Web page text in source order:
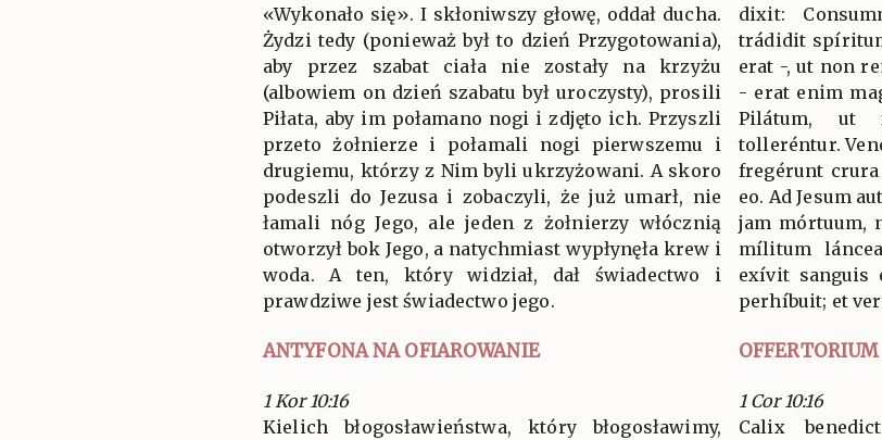
«Wykonało się». I skłoniwszy głowę, oddał ducha.
Żydzi tedy (ponieważ był to dzień Przygotowania),
aby przez szabat ciała nie zostały na krzyżu
(albowiem on dzień szabatu był uroczysty), prosili
Piłata, aby im połamano nogi i zdjęto ich. Przyszli
przeto żołnierze i połamali nogi pierwszemu i
drugiemu, którzy z Nim byli ukrzyżowani. A skoro
podeszli do Jezusa i zobaczyli, że już umarł, nie
łamali nóg Jego, ale jeden z żołnierzy włócznią
otworzył bok Jego, a natychmiast wypłynęła krew i
woda. A ten, który widział, dał świadectwo i
prawdziwe jest świadectwo jego.
dixit:
trádidit
erat -, ut non
- erat enim
Pilátum, ut
tolleréntur.
fregérunt
eo. Ad Jesum
jam mórtuum,
mílitum
exívit sanguis
perhíbuit; et
ANTYFONA NA OFIAROWANIE OFFERTORIUM
1 Kor 10:16
Kielich błogosławieństwa, który błogosławimy,
1 Cor 10:16
Calix